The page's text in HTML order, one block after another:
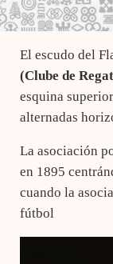
El escudo del
(Clube de
esquina
alternadas
La asociación
en 1895
cuando la
fútbol